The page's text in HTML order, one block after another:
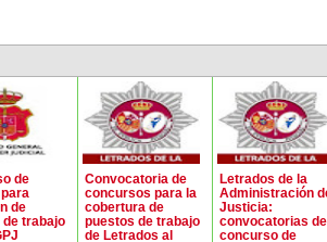
de
de
trabajo
Convocatoria de
concursos para la
cobertura de
puestos de trabajo
de Letrados al
Letrados de la
Administración
Justicia:
convocatorias de
concurso de